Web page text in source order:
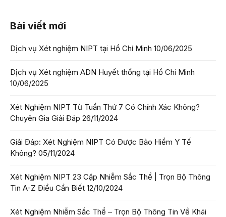
Bài viết mới
Dịch vụ Xét nghiệm NIPT tại Hồ Chí Minh 10/06/2025
Dịch vụ Xét nghiệm ADN Huyết thống tại Hồ Chí Minh
10/06/2025
Xét Nghiệm NIPT Từ Tuần Thứ 7 Có Chính Xác Không?
Chuyên Gia Giải Đáp 26/11/2024
Giải Đáp: Xét Nghiệm NIPT Có Được Bảo Hiểm Y Tế
Không? 05/11/2024
Xét Nghiệm NIPT 23 Cặp Nhiễm Sắc Thể | Trọn Bộ Thông
Tin A-Z Điều Cần Biết 12/10/2024
Xét Nghiệm Nhiễm Sắc Thể – Trọn Bộ Thông Tin Về Khái